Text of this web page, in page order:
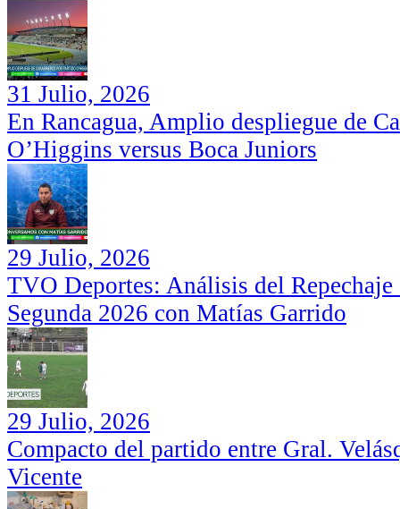
31 Julio, 2026
En Rancagua, Amplio despliegue de
O’Higgins versus Boca Juniors
29 Julio, 2026
TVO Deportes: Análisis del
Segunda 2026 con Matías Garrido
29 Julio, 2026
Compacto del partido entre Gral.
Vicente